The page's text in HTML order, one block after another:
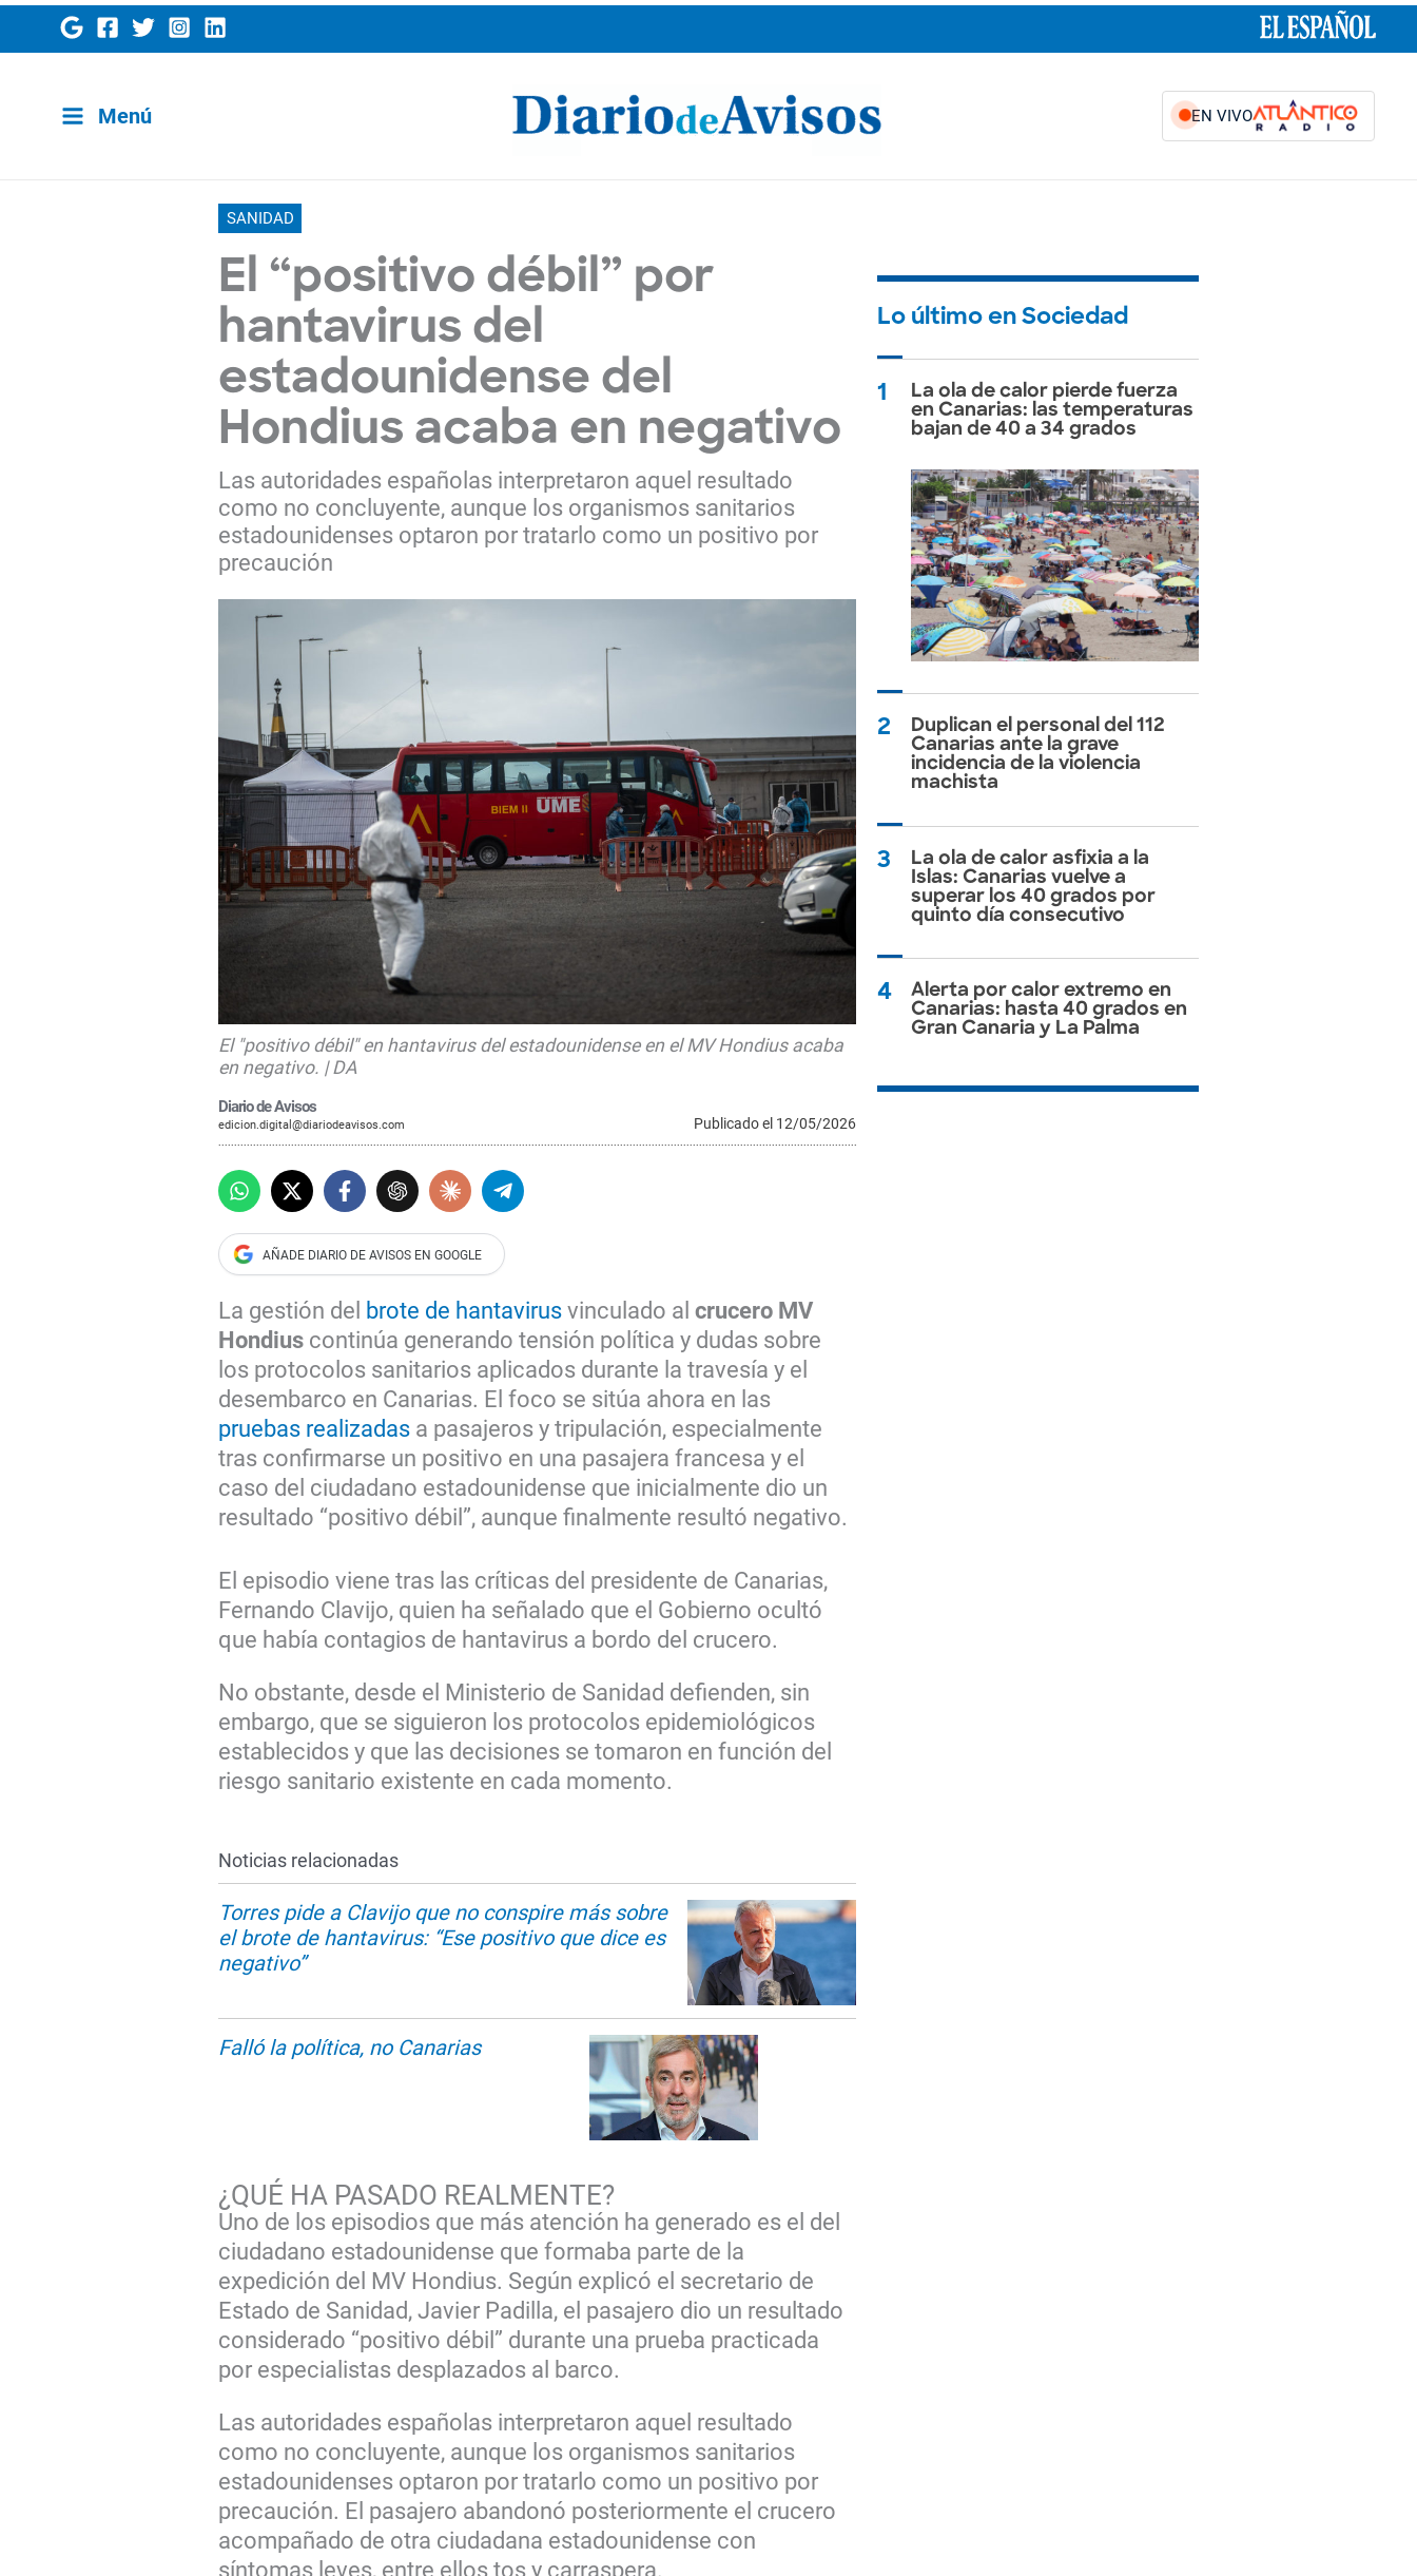
Ir
contenido
Menú EN VIVO
SANIDAD
El “positivo débil” por
hantavirus del
estadounidense del
Hondius acaba en negativo
Las autoridades españolas interpretaron aquel resultado
como no concluyente, aunque los organismos sanitarios
estadounidenses optaron por tratarlo como un positivo por
precaución
El "positivo débil" en hantavirus del estadounidense en el MV Hondius acaba
en negativo. | DA
Diario de Avisos
edicion.digital@diariodeavisos.com Publicado el 12/05/2026
La gestión del brote de hantavirus vinculado al crucero MV
Hondius continúa generando tensión política y dudas sobre
los protocolos sanitarios aplicados durante la travesía y el
desembarco en Canarias. El foco se sitúa ahora en las
pruebas realizadas a pasajeros y tripulación, especialmente
tras confirmarse un positivo en una pasajera francesa y el
caso del ciudadano estadounidense que inicialmente dio un
resultado “positivo débil”, aunque finalmente resultó negativo.
El episodio viene tras las críticas del presidente de Canarias,
Fernando Clavijo, quien ha señalado que el Gobierno ocultó
que había contagios de hantavirus a bordo del crucero.
No obstante, desde el Ministerio de Sanidad defienden, sin
embargo, que se siguieron los protocolos epidemiológicos
establecidos y que las decisiones se tomaron en función del
riesgo sanitario existente en cada momento.
Noticias relacionadas
Torres pide a Clavijo que no conspire más sobre
el brote de hantavirus: “Ese positivo que dice es
negativo”
Falló la política, no Canarias
¿QUÉ HA PASADO REALMENTE?
Uno de los episodios que más atención ha generado es el del
ciudadano estadounidense que formaba parte de la
expedición del MV Hondius. Según explicó el secretario de
Estado de Sanidad, Javier Padilla, el pasajero dio un resultado
considerado “positivo débil” durante una prueba practicada
por especialistas desplazados al barco.
Las autoridades españolas interpretaron aquel resultado
como no concluyente, aunque los organismos sanitarios
estadounidenses optaron por tratarlo como un positivo por
precaución. El pasajero abandonó posteriormente el crucero
acompañado de otra ciudadana estadounidense con
síntomas leves, entre ellos tos y carraspera.
Lo último en Sociedad
1
La ola de calor pierde fuerza
en Canarias: las temperaturas
bajan de 40 a 34 grados
2
Duplican el personal del 112
Canarias ante la grave
incidencia de la violencia
machista
3
La ola de calor asfixia a la
Islas: Canarias vuelve a
superar los 40 grados por
quinto día consecutivo
4
Alerta por calor extremo en
Canarias: hasta 40 grados en
Gran Canaria y La Palma